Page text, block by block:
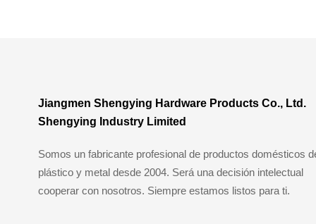
Jiangmen Shengying Hardware Products Co., Ltd.
Shengying Industry Limited
Somos un fabricante profesional de productos domésticos
plástico y metal desde 2004. Será una decisión intelectual
cooperar con nosotros. Siempre estamos listos para ti.